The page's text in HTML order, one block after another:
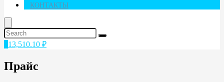
КОНТАКТЫ
13,510.10 ₽
Прайс